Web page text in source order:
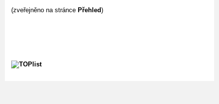
(zveřejněno na stránce Přehled)